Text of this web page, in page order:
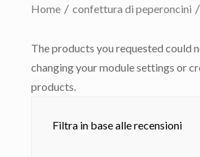
Home confettura di peperoncini
The products you requested could
changing your module settings or
products.
Filtra in base alle recensioni